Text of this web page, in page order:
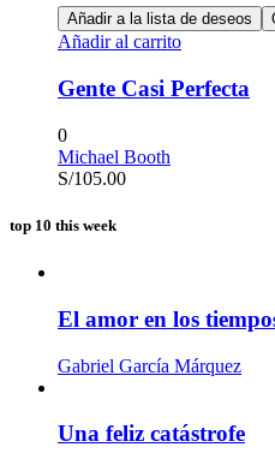
Añadir a la lista de deseos
Añadir al carrito
Gente Casi Perfecta
0
Michael Booth
S/105.00
top 10 this week
El amor en los
Gabriel García Márquez
Una feliz catástrofe